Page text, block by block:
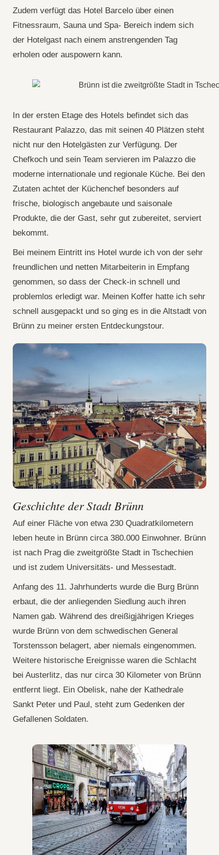
Zudem verfügt das Hotel Barcelo über einen
Fitnessraum, Sauna und Spa- Bereich indem sich
der Hotelgast nach einem anstrengenden Tag
erholen oder auspowern kann.
In der ersten Etage des Hotels befindet sich das
Restaurant Palazzo, das mit seinen 40 Plätzen steht
nicht nur den Hotelgästen zur Verfügung. Der
Chefkoch und sein Team servieren im Palazzo die
moderne internationale und regionale Küche. Bei den
Zutaten achtet der Küchenchef besonders auf
frische, biologisch angebaute und saisonale
Produkte, die der Gast, sehr gut zubereitet, serviert
bekommt.
Bei meinem Eintritt ins Hotel wurde ich von der sehr
freundlichen und netten Mitarbeiterin in Empfang
genommen, so dass der Check-in schnell und
problemlos erledigt war. Meinen Koffer hatte ich sehr
schnell ausgepackt und so ging es in die Altstadt von
Brünn zu meiner ersten Entdeckungstour.
Geschichte der Stadt Brünn
Auf einer Fläche von etwa 230 Quadratkilometern
leben heute in Brünn circa 380.000 Einwohner. Brünn
ist nach Prag die zweitgrößte Stadt in Tschechien
und ist zudem Universitäts- und Messestadt.
Anfang des 11. Jahrhunderts wurde die Burg Brünn
erbaut, die der anliegenden Siedlung auch ihren
Namen gab. Während des dreißigjährigen Krieges
wurde Brünn von dem schwedischen General
Torstensson belagert, aber niemals eingenommen.
Weitere historische Ereignisse waren die Schlacht
bei Austerlitz, das nur circa 30 Kilometer von Brünn
entfernt liegt. Ein Obelisk, nahe der Kathedrale
Sankt Peter und Paul, steht zum Gedenken der
Gefallenen Soldaten.